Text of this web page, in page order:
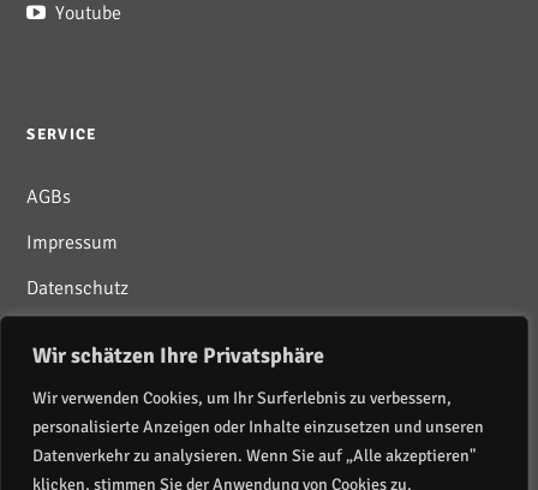
Wir schätzen Ihre Privatsphäre
Wir verwenden Cookies, um Ihr Surferlebnis zu verbessern,
personalisierte Anzeigen oder Inhalte einzusetzen und unseren
Datenverkehr zu analysieren. Wenn Sie auf „Alle akzeptieren"
klicken, stimmen Sie der Anwendung von Cookies zu.
Youtube
SERVICE
AGBs
Impressum
Datenschutz
Newsletter abonnieren